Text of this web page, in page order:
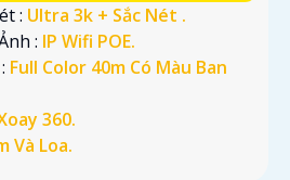
: Ultra 3k + Sắc Nét .
: IP Wifi POE.
Full Color 40m Có Màu Ban
360.
Và Loa.